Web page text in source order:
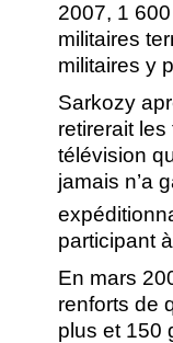
2007, 1
militaires
militaires y
Sarkozy
retirerait
télévision
jamais n’a
participant
En mars
renforts de
plus et 150